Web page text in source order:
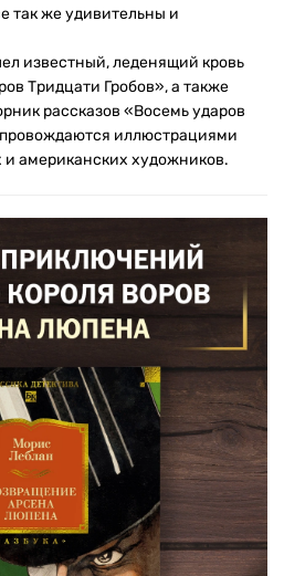
так же удивительны и
известный, леденящий кровь
Тридцати Гробов», а также
рассказов «Восемь ударов
иллюстрациями
американских художников.